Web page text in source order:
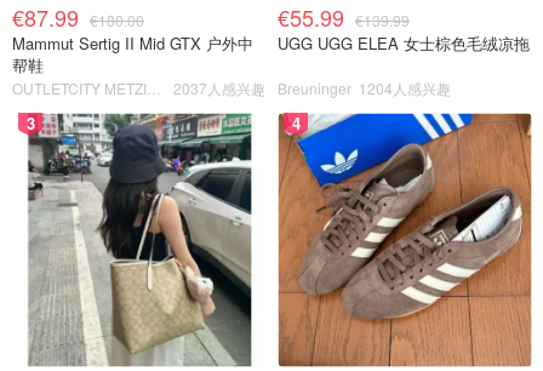
€87.99 €180.00
Mammut Sertig II Mid GTX 户外中
帮鞋
2037人感兴趣
€55.99 €139.99
UGG UGG ELEA 女士棕色毛绒凉拖
Breuninger 1204人感兴趣
3 4